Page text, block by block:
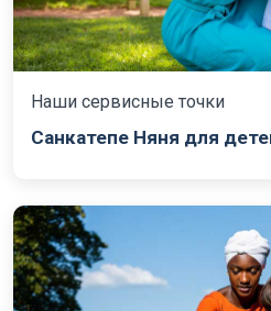
Наши сервисные точки
Санкатепе Няня для